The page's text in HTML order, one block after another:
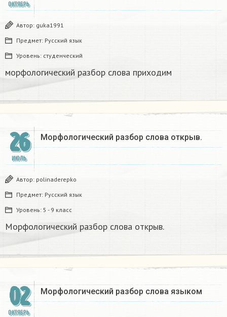
ОКТЯБРЬ
Автор: guka1991
Предмет: Русский язык
Уровень: студенческий
морфологический разбор слова приходим​
26
ИЮЛЬ
Морфологический разбор слова открыв.
Автор: polinaderepko
Предмет: Русский язык
Уровень: 5 - 9 класс
Морфологический разбор слова открыв.
02
ОКТЯБРЬ
Морфологический разбор слова языком